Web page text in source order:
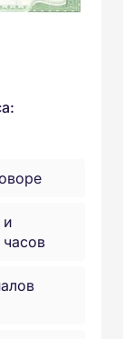
и
часов